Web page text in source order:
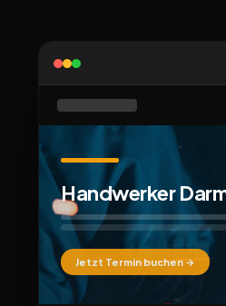
Handwerker
Jetzt Termin buchen →